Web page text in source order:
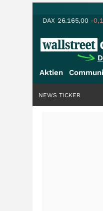
DAX 26.165,00 -
Aktien
NEWS TICKER